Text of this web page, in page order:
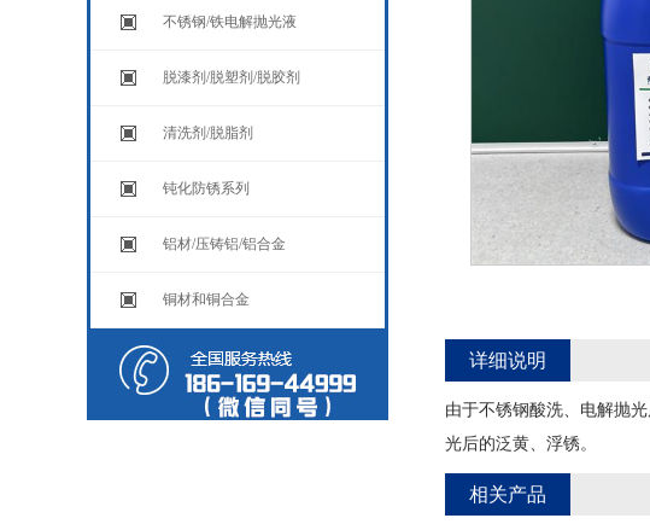
不锈钢/铁电解抛光液
脱漆剂/脱塑剂/脱胶剂
清洗剂/脱脂剂
钝化防锈系列
铝材/压铸铝/铝合金
铜材和铜合金
详细说明
由于不锈钢酸洗、电解抛
光后的泛黄、浮锈。
相关产品